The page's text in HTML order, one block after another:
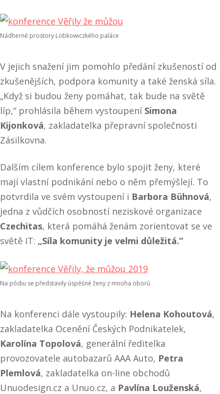
Nádherné prostory Lobkowiczkého paláce
V jejich snažení jim pomohlo předání zkušeností od
zkušenějších, podpora komunity a také ženská síla.
„Když si budou ženy pomáhat, tak bude na světě
líp,“ prohlásila během vystoupení Simona
Kijonková, zakladatelka přepravní společnosti
Zásilkovna.
Dalším cílem konference bylo spojit ženy, které
mají vlastní podnikání nebo o něm přemýšlejí. To
potvrdila ve svém vystoupení i Barbora Bühnová,
jedna z vůdčích osobností neziskové organizace
Czechitas, která pomáhá ženám zorientovat se ve
světě IT: „Síla komunity je velmi důležitá.”
Na pódiu se představily úspěšné ženy z mnoha oborů
Na konferenci dále vystoupily: Helena Kohoutová,
zakladatelka Ocenění Českých Podnikatelek,
Karolína Topolová, generální ředitelka
provozovatele autobazarů AAA Auto, Petra
Plemlová, zakladatelka on-line obchodů
Unuodesign.cz a Unuo.cz, a Pavlína Louženská,